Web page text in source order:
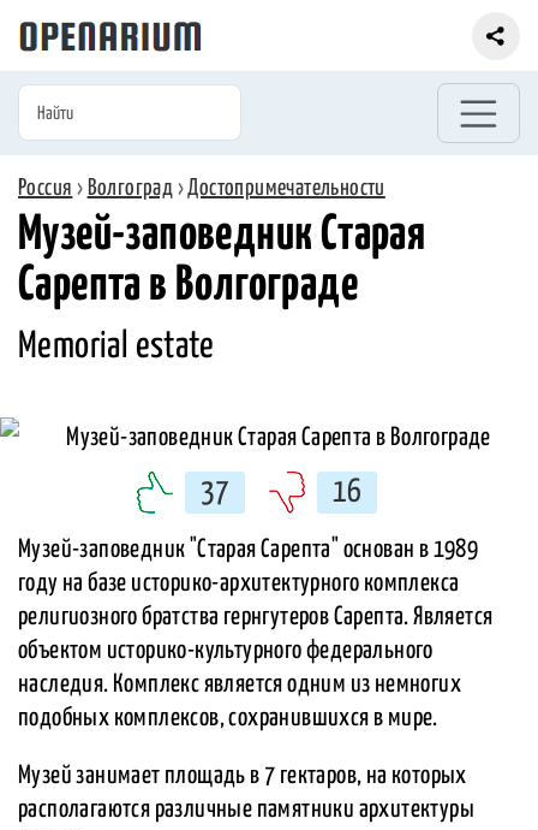
Россия › Волгоград ›Достопримечательности
Музей-заповедник Старая
Сарепта в Волгограде
Memorial estate
37 16
Музей-заповедник "Старая Сарепта" основан в 1989
году на базе историко-архитектурного комплекса
религиозного братства гернгутеров Сарепта. Является
объектом историко-культурного федерального
наследия. Комплекс является одним из немногих
подобных комплексов, сохранившихся в мире.
Музей занимает площадь в 7 гектаров, на которых
располагаются различные памятники архитектуры